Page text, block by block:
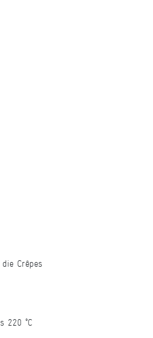
Crêpes
220 °C